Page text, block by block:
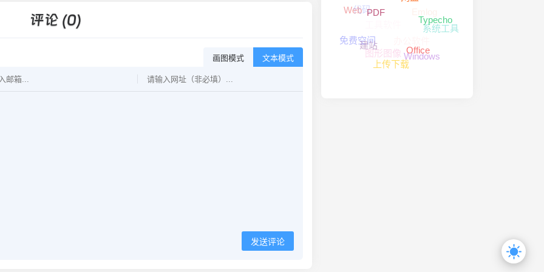
评论 (0)
画图模式 文本模式
发送评论
代码
图形图像
免费空间
Web
系统工具
Windows
上传下载
建站
PDF
Typecho
Office